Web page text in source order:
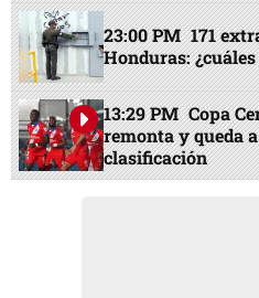
23:00 PM 171
Honduras:
13:29 PM Copa
remonta y queda
clasificación